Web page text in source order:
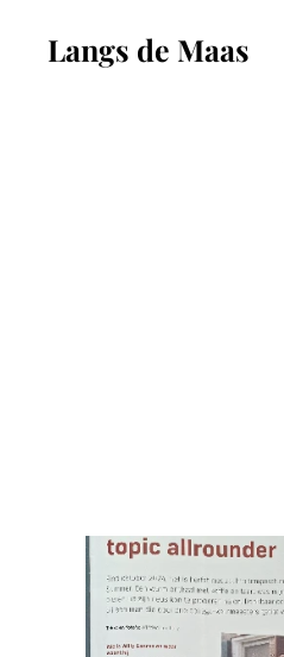
Langs de Maas